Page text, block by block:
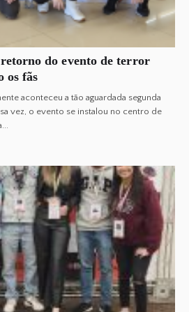
do evento de terror
os fãs
aconteceu a tão aguardada segunda
vez, o evento se instalou no centro de